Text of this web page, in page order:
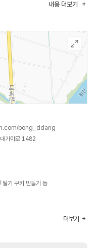
내용 더보기
bong_ddang
가야로 1482
딸기 쿠키 만들기 등
더보기